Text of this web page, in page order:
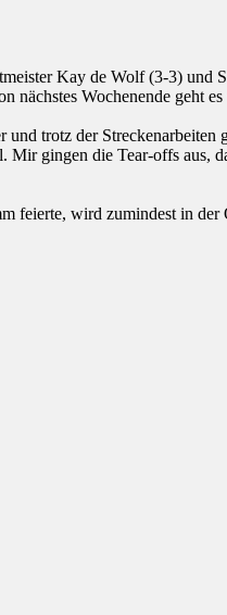
Kay de Wolf (3-3) und
nächstes Wochenende geht
trotz der
gingen die Tear-offs aus,
feierte, wird zumindest in